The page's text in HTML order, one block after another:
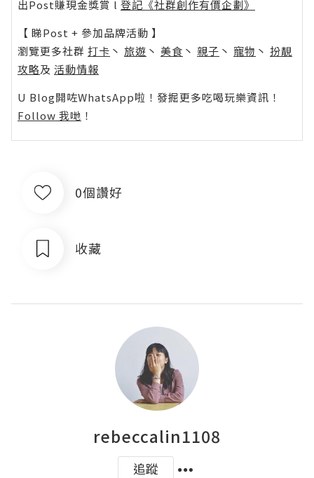
出Post賺現金獎賞 l 登記《社群創作有價企劃》
【 睇Post + 參加品牌活動 】
瀏覽更多社群 打卡 丶 旅遊 丶 美食 丶 親子 丶 寵物 丶 扮靚
攻略及 活動情報
U Blog開咗WhatsApp啦！發掘更多吃喝玩樂資訊！
Follow 我哋 ！
0個讚好
收藏
rebeccalin1108
追蹤